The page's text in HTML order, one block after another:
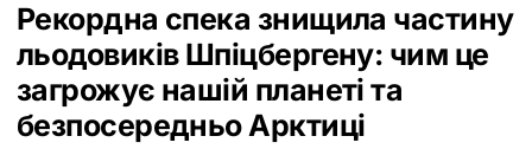
Рекордна спека знищила частину
льодовиків Шпіцбергену: чим це
загрожує нашій планеті та
безпосередньо Арктиці